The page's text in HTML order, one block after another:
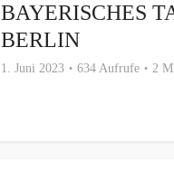
BAYERISCHES
BERLIN
1. Juni 2023 634 Aufrufe 2